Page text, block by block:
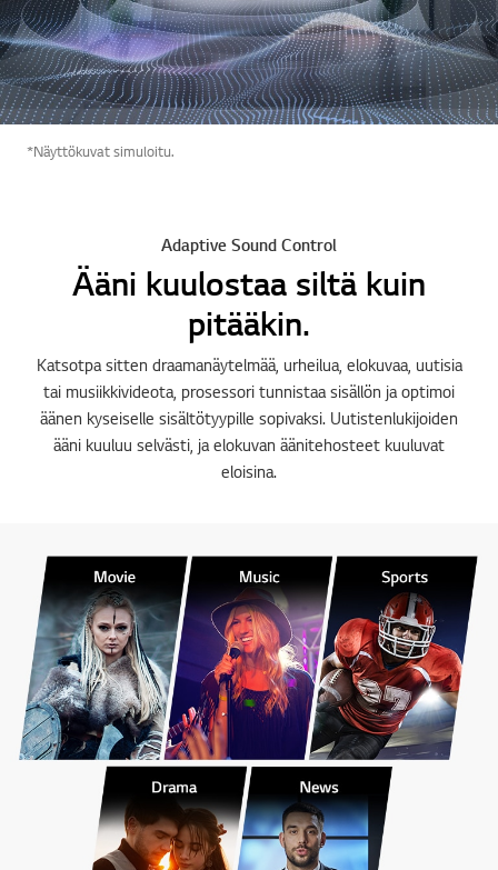
*Näyttökuvat simuloitu.
Adaptive Sound Control
Ääni kuulostaa siltä kuin
pitääkin.
Katsotpa sitten draamanäytelmää, urheilua, elokuvaa, uutisia
tai musiikkivideota, prosessori tunnistaa sisällön ja optimoi
äänen kyseiselle sisältötyypille sopivaksi. Uutistenlukijoiden
ääni kuuluu selvästi, ja elokuvan äänitehosteet kuuluvat
eloisina.